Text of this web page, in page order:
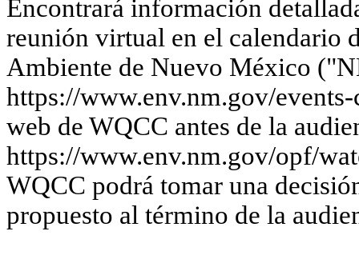
Encontrará información
reunión virtual en el calendario
Ambiente de Nuevo México
https://www.env.nm.gov/
web de WQCC antes de la
https://www.env.nm.gov/opf/
WQCC podrá tomar una
propuesto al término de la